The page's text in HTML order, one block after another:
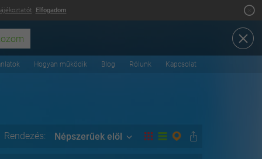
. Elfogadom
Hogyan működik Blog Rólunk Kapcsolat
Rendezés: Népszerűek elöl